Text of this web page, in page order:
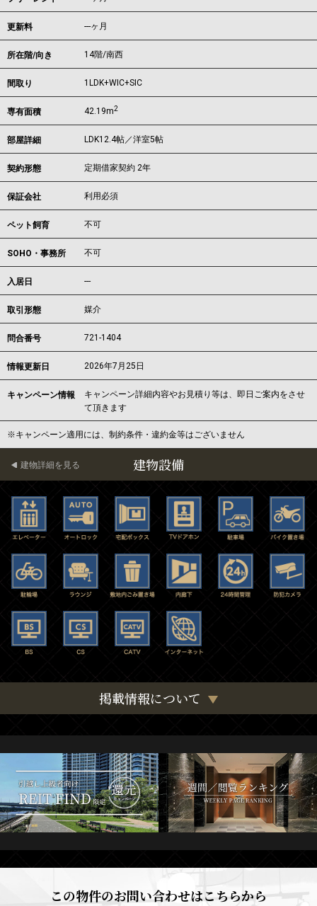
更新料 ---ヶ月
所在階/向き 14階/南西
間取り 1LDK+WIC+SIC
専有面積 42.19m2
部屋詳細 LDK12.4帖／洋室5帖
契約形態 定期借家契約 2年
保証会社 利用必須
ペット飼育 不可
SOHO・事務所 不可
入居日 ---
取引形態 媒介
問合番号 721-1404
情報更新日 2026年7月25日
キャンペーン情報
キャンペーン詳細内容やお見積り等は、即日ご案内をさせ
て頂きます
※キャンペーン適用には、制約条件・違約金等はございません
建物設備
建物詳細を見る
掲載情報について
この物件のお問い合わせはこちらから